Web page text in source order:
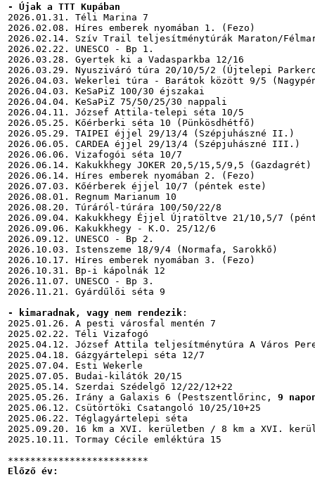
- Újak a TTT Kupában
2026.01.31. Téli Marina 7
2026.02.08. Híres emberek nyomában 1. (Fezo)
2026.02.14. Szív Trail teljesítménytúrák Maraton/
2026.02.22. UNESCO - Bp 1.
2026.03.28. Gyertek ki a Vadasparkba 12/16
2026.03.29. Nyusziváró túra 20/10/5/2 (Újtelepi
2026.04.03. Wekerlei túra - Barátok között 9/5
2026.04.03. KeSaPiZ 100/30 éjszakai
2026.04.04. KeSaPiZ 75/50/25/30 nappali
2026.04.11. József Attila-telepi séta 10/5
2026.05.25. Kőérberki séta 10 (Pünkösdhétfő)
2026.05.29. TAIPEI éjjel 29/13/4 (Szépjuhászné II.)
2026.06.05. CARDEA éjjel 29/13/4 (Szépjuhászné III.)
2026.06.06. Vizafogói séta 10/7
2026.06.14. Kakukkhegy JOKER 20,5/15,5/9,5 (Gazdagrét)
2026.06.14. Híres emberek nyomában 2. (Fezo)
2026.07.03. Kőérberek éjjel 10/7 (péntek este)
2026.08.01. Regnum Marianum 10
2026.08.20. Túráról-túrára 100/50/22/8
2026.09.04. Kakukkhegy Éjjel Újratöltve 21/10,5/7
2026.09.06. Kakukkhegy - K.O. 25/12/6
2026.09.12. UNESCO - Bp 2.
2026.10.03. Istenszeme 18/9/4 (Normafa, Sarokkő)
2026.10.17. Híres emberek nyomában 3. (Fezo)
2026.10.31. Bp-i kápolnák 12
2026.11.07. UNESCO - Bp 3.
2026.11.21. Gyárdűlői séta 9
- kimaradnak, vagy nem rendezik :
2025.01.26. A pesti városfal mentén 7
2025.02.22. Téli Vizafogó
2025.04.12. József Attila teljesítménytúra A Város
2025.04.18. Gázgyártelepi séta 12/7
2025.07.04. Esti Wekerle
2025.07.05. Budai-kilátók 20/15
2025.05.14. Szerdai Szédelgő 12/22/12+22
2025.05.26. Irány a Galaxis 6 (Pestszentlőrinc, 9
2025.06.12. Csütörtöki Csatangoló 10/25/10+25
2025.06.22. Téglagyártelepi séta
2025.09.20. 16 km a XVI. kerületben / 8 km a XVI.
2025.10.11. Tormay Cécile emléktúra 15
Előző év: